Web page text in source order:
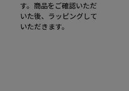
す。商品をご確認いただ
いた後、ラッピングして
いただきます。